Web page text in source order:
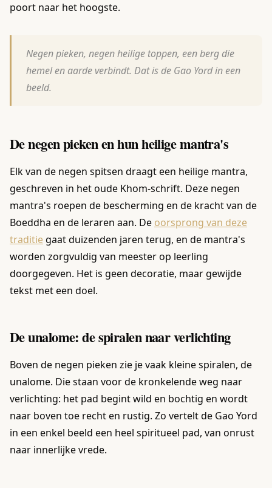
poort naar het hoogste.
Negen pieken, negen heilige toppen, een berg die
hemel en aarde verbindt. Dat is de Gao Yord in een
beeld.
De negen pieken en hun heilige mantra's
Elk van de negen spitsen draagt een heilige mantra,
geschreven in het oude Khom-schrift. Deze negen
mantra's roepen de bescherming en de kracht van de
Boeddha en de leraren aan. De oorsprong van deze
traditiegaat duizenden jaren terug, en de mantra's
worden zorgvuldig van meester op leerling
doorgegeven. Het is geen decoratie, maar gewijde
tekst met een doel.
De unalome: de spiralen naar verlichting
Boven de negen pieken zie je vaak kleine spiralen, de
unalome. Die staan voor de kronkelende weg naar
verlichting: het pad begint wild en bochtig en wordt
naar boven toe recht en rustig. Zo vertelt de Gao Yord
in een enkel beeld een heel spiritueel pad, van onrust
naar innerlijke vrede.